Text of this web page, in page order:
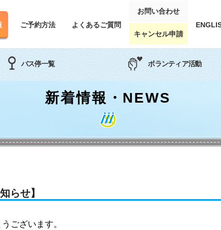
ご予約方法 よくあるご質問
お問い合わせ
キャンセル申請
関東⇔名古屋便
バス停一覧
関西地区 東海地区
ボランティア活動
タレントツアー新着情報・NEWS
らせ】
ございます。